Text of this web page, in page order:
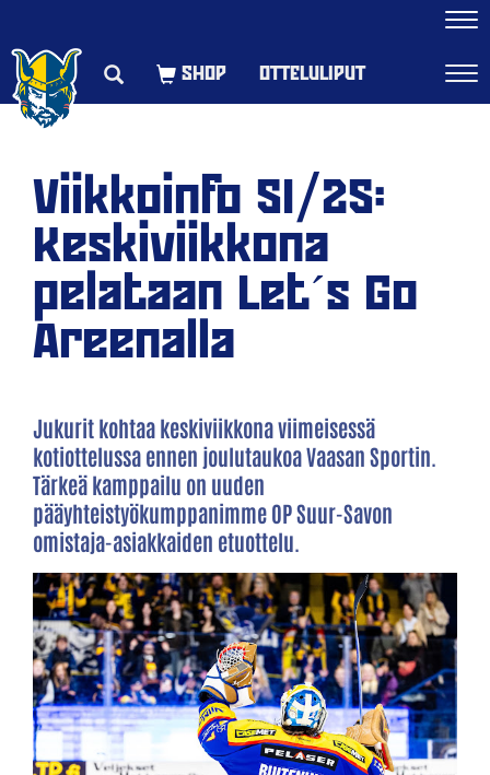
OTTELULIPUT
Viikkoinfo 51/25:
Keskiviikkona
pelataan Let´s Go
Areenalla
Jukurit kohtaa keskiviikkona viimeisessä
kotiottelussa ennen joulutaukoa Vaasan Sportin.
Tärkeä kamppailu on uuden
pääyhteistyökumppanimme OP Suur-Savon
omistaja-asiakkaiden etuottelu.